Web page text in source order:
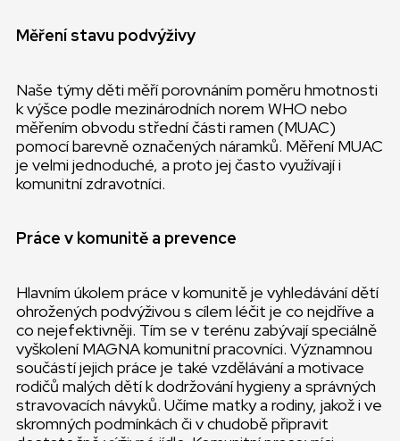
Měření stavu podvýživy
Naše týmy děti měří porovnáním poměru hmotnosti
k výšce podle mezinárodních norem WHO nebo
měřením obvodu střední části ramen (MUAC)
pomocí barevně označených náramků. Měření MUAC
je velmi jednoduché, a proto jej často využívají i
komunitní zdravotníci.
Práce v komunitě a prevence
Hlavním úkolem práce v komunitě je vyhledávání dětí
ohrožených podvýživou s cílem léčit je co nejdříve a
co nejefektivněji. Tím se v terénu zabývají speciálně
vyškolení MAGNA komunitní pracovníci. Významnou
součástí jejich práce je také vzdělávání a motivace
rodičů malých dětí k dodržování hygieny a správných
stravovacích návyků. Učíme matky a rodiny, jakož i ve
skromných podmínkách či v chudobě připravit